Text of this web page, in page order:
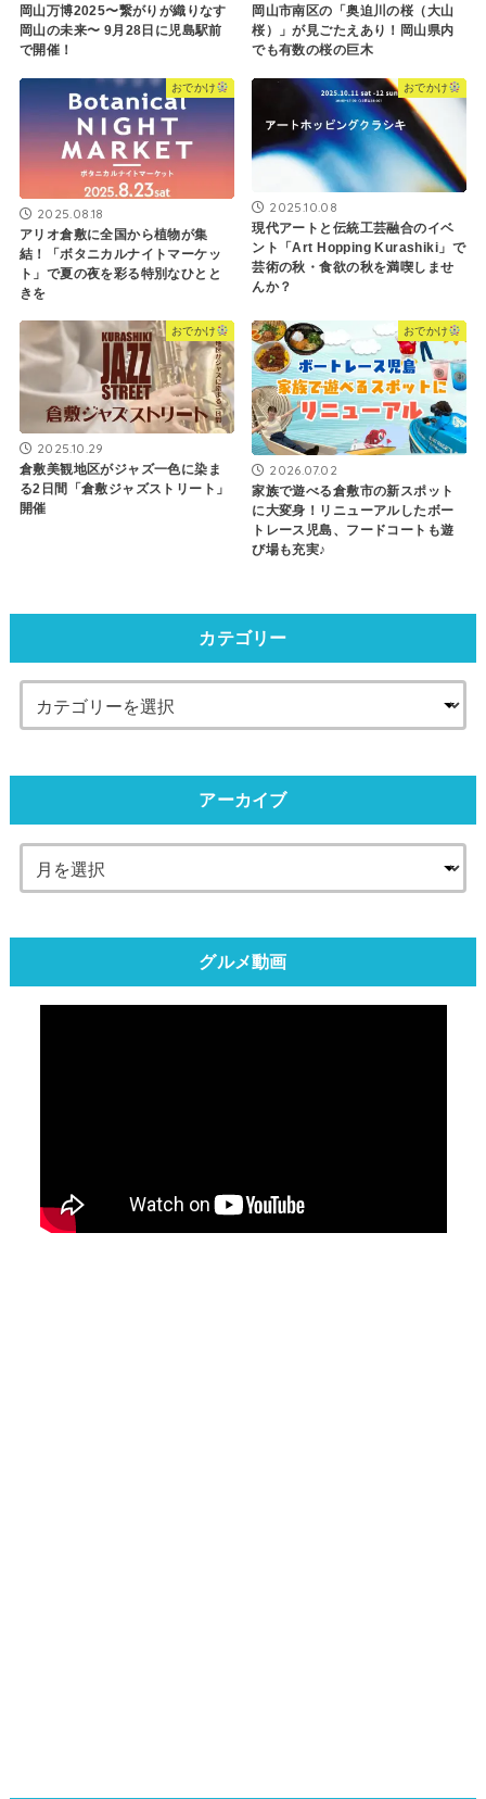
岡山万博2025〜繋がりが織りなす
岡山の未来〜 9月28日に児島駅前
で開催！
岡山市南区の「奥迫川の桜（大山
桜）」が見ごたえあり！岡山県内
でも有数の桜の巨木
おでかけ
2025.08.18
アリオ倉敷に全国から植物が集
結！「ボタニカルナイトマーケッ
ト」で夏の夜を彩る特別なひとと
きを
おでかけ
2025.10.08
現代アートと伝統工芸融合のイベ
ント「Art Hopping Kurashiki」で
芸術の秋・食欲の秋を満喫しませ
んか？
おでかけ
2025.10.29
倉敷美観地区がジャズ一色に染ま
る2日間「倉敷ジャズストリート」
開催
おでかけ
2026.07.02
家族で遊べる倉敷市の新スポット
に大変身！リニューアルしたボー
トレース児島、フードコートも遊
び場も充実♪
カテゴリー
アーカイブ
グルメ動画